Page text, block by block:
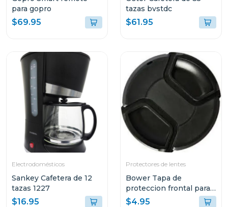
para gopro
$69.95
tazas bvstdc
$61.95
Electrodomésticos
Sankey Cafetera de 12
tazas 1227
$16.95
Protectores de lentes
Bower Tapa de
proteccion frontal para
lentes 67mm
$4.95